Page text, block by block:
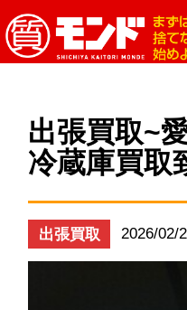
出張買取~
冷蔵庫買取
出張買取 2026/02/